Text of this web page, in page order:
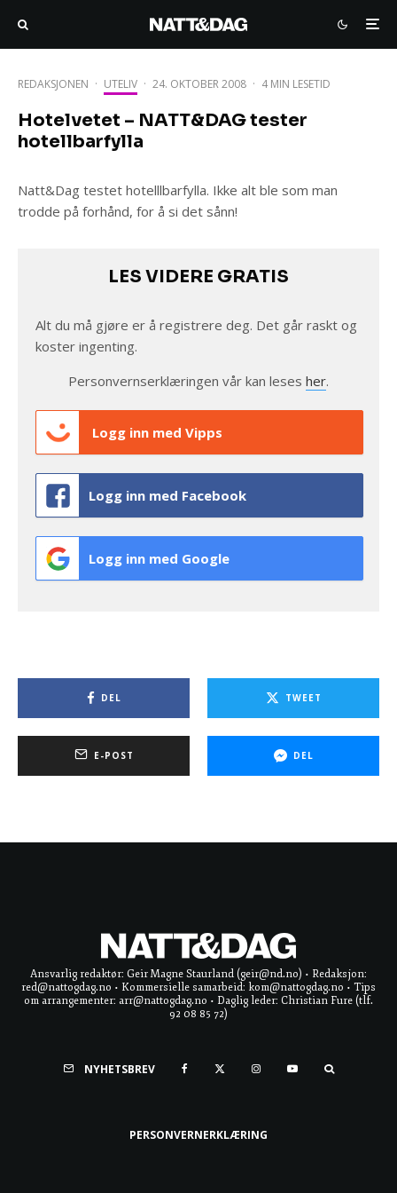
REDAKSJONEN · UTELIV · 24. OKTOBER 2008 · 4 MIN LESETID
Hotelvetet – NATT&DAG tester
hotellbarfylla
Natt&Dag testet hotelllbarfylla. Ikke alt ble som man
trodde på forhånd, for å si det sånn!
LES VIDERE GRATIS
Alt du må gjøre er å registrere deg. Det går raskt og
koster ingenting.
Personvernserklæringen vår kan leses her.
Logg inn med Vipps
Logg inn med Facebook
Logg inn med Google
DEL TWEET
E-POST DEL
Ansvarlig redaktør: Geir Magne Staurland (geir@nd.no) • Redaksjon:
red@nattogdag.no • Kommersielle samarbeid: kom@nattogdag.no • Tips
om arrangementer: arr@nattogdag.no • Daglig leder: Christian Fure (tlf.
92 08 85 72)
NYHETSBREV
PERSONVERNERKLÆRING